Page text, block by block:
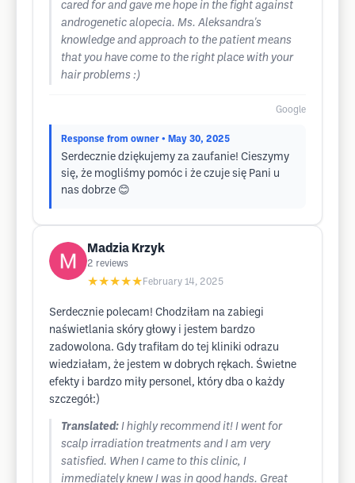
cared for and gave me hope in the fight against
androgenetic alopecia. Ms. Aleksandra's
knowledge and approach to the patient means
that you have come to the right place with your
hair problems :)
Google
Response from owner • May 30, 2025
Serdecznie dziękujemy za zaufanie! Cieszymy
się, że mogliśmy pomóc i że czuje się Pani u
nas dobrze 😊
Madzia Krzyk
2 reviews
★★★★★ February 14, 2025
Serdecznie polecam! Chodziłam na zabiegi
naświetlania skóry głowy i jestem bardzo
zadowolona. Gdy trafiłam do tej kliniki odrazu
wiedziałam, że jestem w dobrych rękach. Świetne
efekty i bardzo miły personel, który dba o każdy
szczegół:)
Translated: I highly recommend it! I went for
scalp irradiation treatments and I am very
satisfied. When I came to this clinic, I
immediately knew I was in good hands. Great